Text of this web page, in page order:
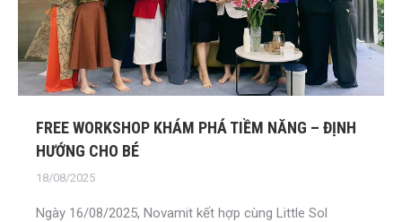
FREE WORKSHOP KHÁM PHÁ TIỀM NĂNG – ĐỊNH
HƯỚNG CHO BÉ
18/08/2025
Ngày 16/08/2025, Novamit kết hợp cùng Little Sol